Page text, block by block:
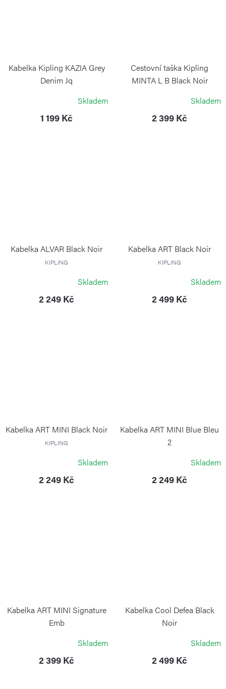
Kabelka Kipling KAZIA Grey
Denim Jq
Skladem
1 199 Kč
Cestovní taška Kipling
MINTA L B Black Noir
Skladem
2 399 Kč
Kabelka ALVAR Black Noir
KIPLING
Skladem
2 249 Kč
Kabelka ART Black Noir
KIPLING
Skladem
2 499 Kč
Kabelka ART MINI Black Noir
KIPLING
Skladem
2 249 Kč
Kabelka ART MINI Blue Bleu
2
Skladem
2 249 Kč
Kabelka ART MINI Signature
Emb
Skladem
2 399 Kč
Kabelka Cool Defea Black
Noir
Skladem
2 499 Kč